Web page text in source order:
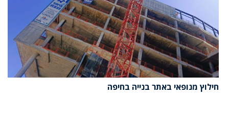
חילוץ מנופאי באתר בנייה בחיפה